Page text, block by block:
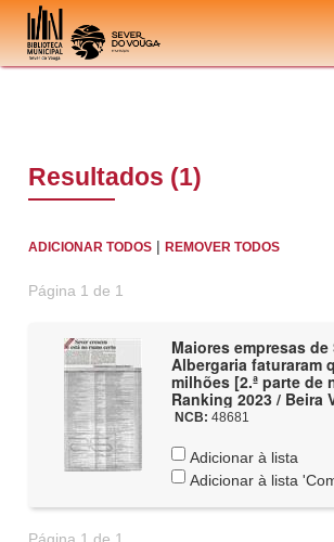
Ir para o conteúdo
Resultados (1)
ADICIONAR TODOS |REMOVER TODOS
Página 1 de 1
Maiores empresas de
Albergaria faturaram
milhões [2.ª parte de
Ranking 2023 / Beira
NCB: 48681
Adicionar à lista
Adicionar à lista